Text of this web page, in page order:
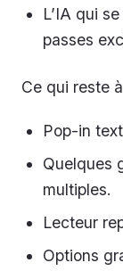
L’IA qui
passes
Ce qui reste
Pop-in
Quelques
multiples.
Lecteur
Options